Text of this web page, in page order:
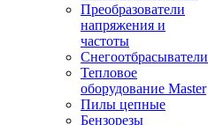
Преобразователи
напряжения и
частоты
Снегоотбрасыватели
Тепловое
оборудование Master
Пилы цепные
Бензорезы